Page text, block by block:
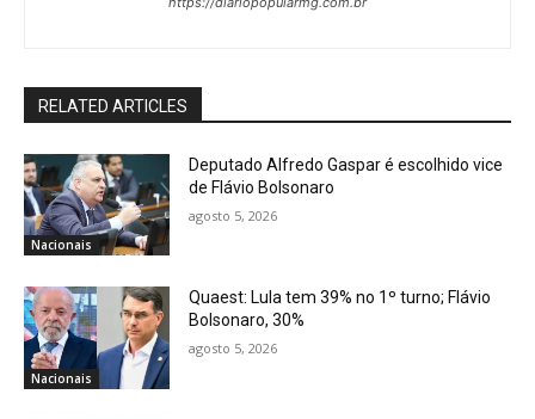
RELATED ARTICLES
Nacionais
Deputado Alfredo Gaspar é escolhido vice
de Flávio Bolsonaro
agosto 5, 2026
Nacionais
Quaest: Lula tem 39% no 1º turno; Flávio
Bolsonaro, 30%
agosto 5, 2026